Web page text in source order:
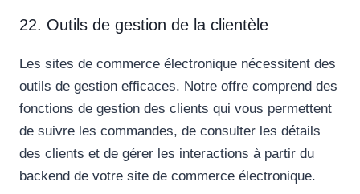
22. Outils de gestion de la clientèle
Les sites de commerce électronique nécessitent des
outils de gestion efficaces. Notre offre comprend des
fonctions de gestion des clients qui vous permettent
de suivre les commandes, de consulter les détails
des clients et de gérer les interactions à partir du
backend de votre site de commerce électronique.